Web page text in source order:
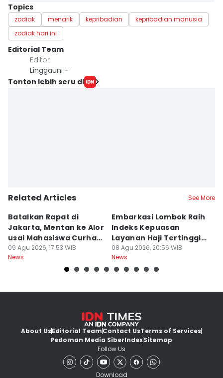
Topics
zodiak menarik kepribadian
kepribadian manusia
zodiak hari ini
Editorial Team
Editor
Linggauni -
Tonton lebih seru di
Related Articles See More
Batalkan Rapat di
Jakarta, Mentan ke Alor
usai Mahasiswa Curhat
Beras Mahal
09 Agu 2026, 17:53 WIB
News
Embarkasi Lombok Raih
Indeks Kepuasan
Layanan Haji Tertinggi
Nasional
08 Agu 2026, 20:56 WIB
News
About UsEditorial TeamContact UsTerms of Services
Pedoman Media SiberIndexSitemap
Follow Us
Download